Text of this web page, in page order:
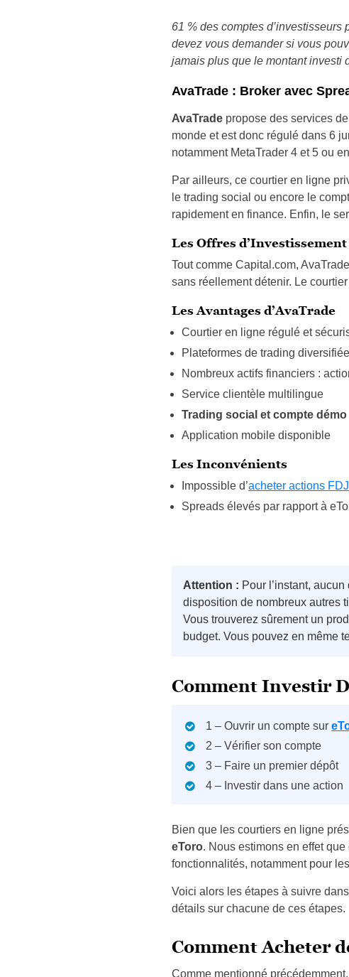
61 % des comptes
devez vous demander si vous
jamais plus que le montant investi
AvaTrade : Broker avec
AvaTrade propose des services
monde et est donc régulé dans 6
notamment MetaTrader 4 et 5 ou
Par ailleurs, ce courtier en ligne
le trading social ou encore le
rapidement en finance. Enfin, le
Les Offres
Tout comme Capital.com,
sans réellement détenir. Le
Les Avantages d’AvaTrade
Courtier en ligne régulé et
Plateformes de trading
Nombreux actifs financiers :
Service clientèle multilingue
Trading social et compte démo
Application mobile disponible
Les Inconvénients
Impossible d’acheter actions FDJ
Spreads élevés par rapport à
Attention : Pour l’instant,
disposition de nombreux autres
Vous trouverez sûrement un
budget. Vous pouvez en même
Comment Investir
1 – Ouvrir un compte sur
2 – Vérifier son compte
3 – Faire un premier dépôt
4 – Investir dans une action
Bien que les courtiers en ligne
eToro. Nous estimons en effet
fonctionnalités, notamment pour
Voici alors les étapes à suivre
détails sur chacune de ces étapes.
Comment Acheter
Comme mentionné